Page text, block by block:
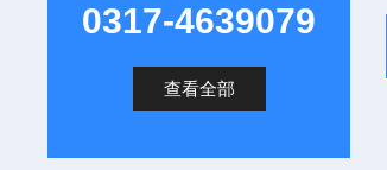
0317-4639079
查看全部